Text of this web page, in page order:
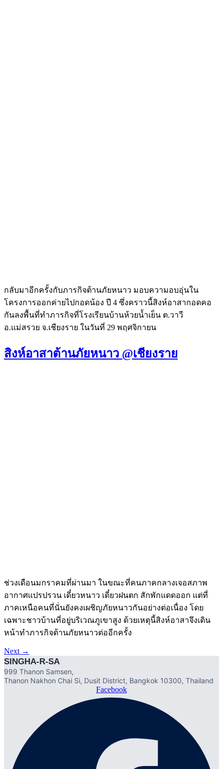
กลับมาอีกครั้งกับภารกิจต้านภัยหนาว มอบความอบอุ่นใน
โครงการออกค่ายไปกอดน้อง ปี 4 ซึ่งคราวนี้สิงห์อาสากอดคอ
กันลงพื้นที่ทำภารกิจที่โรงเรียนบ้านห้วยน้ำเย็น ต.วาวี
อ.แม่สรวย จ.เชียงราย ในวันที่ 29 พฤศจิกายน
สิงห์อาสาต้านภัยหนาว @เชียงราย
ช่วงเดือนมกราคมที่ผ่านมา ในขณะที่คนภาคกลางเจอสภาพ
อากาศแปรปรวน เดี๋ยวหนาว เดี๋ยวฝนตก สักพักแดดออก แต่ที่
ภาคเหนือคนที่นั่นยังคงเผชิญภัยหนาวกันอย่างต่อเนื่อง โดย
เฉพาะชาวบ้านที่อยู่บริเวณภูเขาสูง ด้วยเหตุนี้สิงห์อาสาจึงเดิน
หน้าทำภารกิจต้านภัยหนาวต่ออีกครั้ง
Next →
SINGHA-R-SA
999 Thanon Samsen,
Thanon Nakhon Chai Si, Dusit District, Bangkok 10300, Thailand
Facebook